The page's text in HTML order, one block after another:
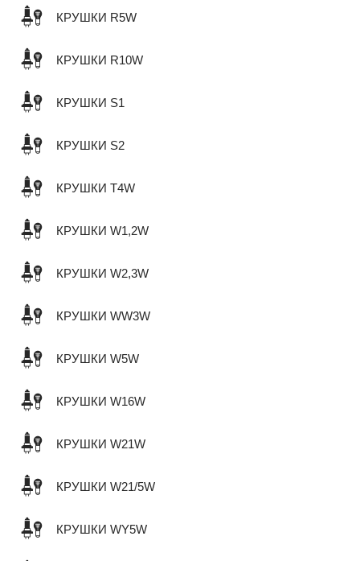
КРУШКИ R5W
КРУШКИ R10W
КРУШКИ S1
КРУШКИ S2
КРУШКИ T4W
КРУШКИ W1,2W
КРУШКИ W2,3W
КРУШКИ WW3W
КРУШКИ W5W
КРУШКИ W16W
КРУШКИ W21W
КРУШКИ W21/5W
КРУШКИ WY5W